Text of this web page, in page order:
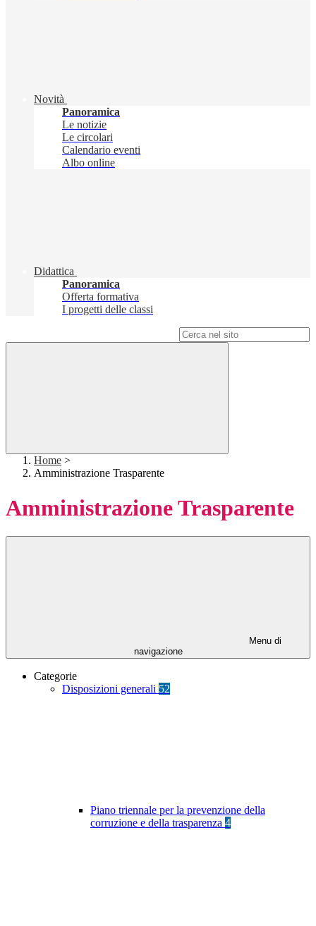
Novità
Panoramica
Le notizie
Le circolari
Calendario eventi
Albo online
Didattica
Panoramica
Offerta formativa
I progetti delle classi
Home >
Amministrazione Trasparente
Amministrazione Trasparente
Menu di
navigazione
Categorie
Disposizioni generali 52
Piano triennale per la prevenzione della
corruzione e della trasparenza 4